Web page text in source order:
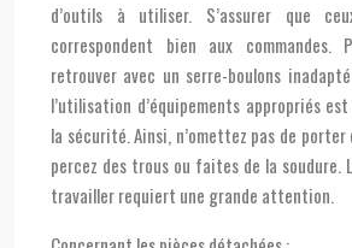
d’outils à utiliser. S’assurer que
correspondent bien aux
retrouver avec un serre-boulons
l’utilisation d’équipements appropriés
la sécurité. Ainsi, n’omettez pas de
percez des trous ou faites de la soudure.
travailler requiert une grande attention.